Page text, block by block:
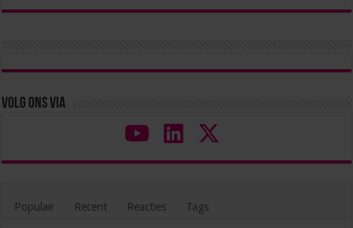
Volg ons via
Populair Recent Reacties Tags